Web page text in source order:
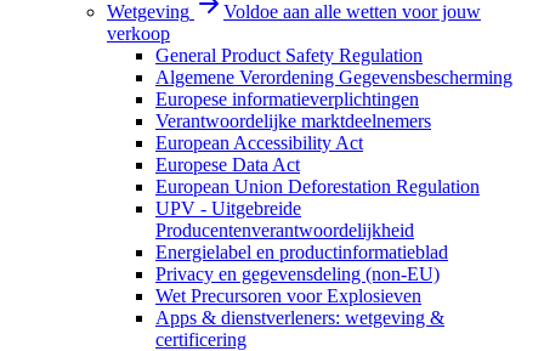
Wetgeving
Voldoe aan alle wetten voor jouw
verkoop
General Product Safety Regulation
Algemene Verordening Gegevensbescherming
Europese informatieverplichtingen
Verantwoordelijke marktdeelnemers
European Accessibility Act
Europese Data Act
European Union Deforestation Regulation
UPV - Uitgebreide
Producentenverantwoordelijkheid
Energielabel en productinformatieblad
Privacy en gegevensdeling (non-EU)
Wet Precursoren voor Explosieven
Apps & dienstverleners: wetgeving &
certificering